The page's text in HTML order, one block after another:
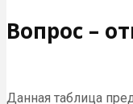
Вопрос –
Данная таблица